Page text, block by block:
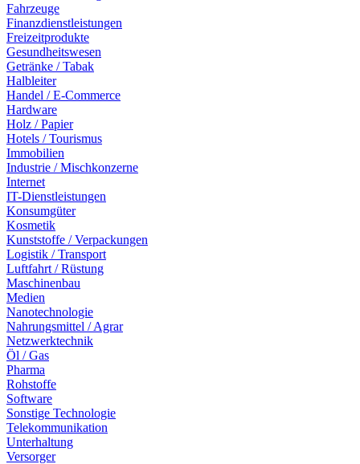
Fahrzeuge
Finanzdienstleistungen
Freizeitprodukte
Gesundheitswesen
Getränke / Tabak
Halbleiter
Handel / E-Commerce
Hardware
Holz / Papier
Hotels / Tourismus
Immobilien
Industrie / Mischkonzerne
Internet
IT-Dienstleistungen
Konsumgüter
Kosmetik
Kunststoffe / Verpackungen
Logistik / Transport
Luftfahrt / Rüstung
Maschinenbau
Medien
Nanotechnologie
Nahrungsmittel / Agrar
Netzwerktechnik
Öl / Gas
Pharma
Rohstoffe
Software
Sonstige Technologie
Telekommunikation
Unterhaltung
Versorger